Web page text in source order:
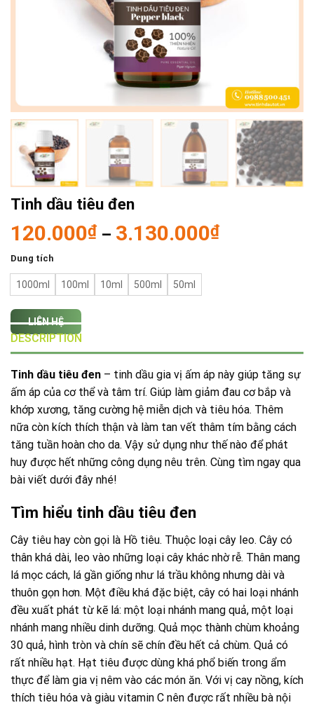
Tinh dầu tiêu đen
120.000₫ – 3.130.000₫
Dung tích
1000ml 100ml 10ml 500ml 50ml
LIÊN HỆ
DESCRIPTION
Tinh dầu tiêu đen – tinh dầu gia vị ấm áp này giúp tăng sự
ấm áp của cơ thể và tâm trí. Giúp làm giảm đau cơ bắp và
khớp xương, tăng cường hệ miễn dịch và tiêu hóa. Thêm
nữa còn kích thích thận và làm tan vết thâm tím bằng cách
tăng tuần hoàn cho da. Vậy sử dụng như thế nào để phát
huy được hết những công dụng nêu trên. Cùng tìm ngay qua
bài viết dưới đây nhé!
Tìm hiểu tinh dầu tiêu đen
Cây tiêu hay còn gọi là Hồ tiêu. Thuộc loại cây leo. Cây có
thân khá dài, leo vào những loại cây khác nhờ rễ. Thân mang
lá mọc cách, lá gần giống như lá trầu không nhưng dài và
thuôn gọn hơn. Một điều khá đặc biệt, cây có hai loại nhánh
đều xuất phát từ kẽ lá: một loại nhánh mang quả, một loại
nhánh mang nhiều dinh dưỡng. Quả mọc thành chùm khoảng
30 quả, hình tròn và chín sẽ chín đều hết cả chùm. Quả có
rất nhiều hạt. Hạt tiêu được dùng khá phổ biến trong ẩm
thực để làm gia vị nêm vào các món ăn. Với vị cay nồng, kích
thích tiêu hóa và giàu vitamin C nên được rất nhiều bà nội